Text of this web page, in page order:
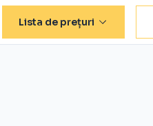
Lista de prețuri